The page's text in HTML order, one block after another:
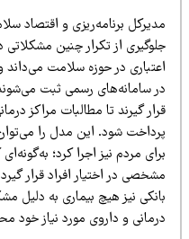
برنامه‌ریزی و اقتصاد سلامت
از تکرار چنین مشکلاتی در
در حوزه سلامت می‌داند و
سامانه‌های رسمی ثبت می‌شوند،
گیرند تا مطالبات مراکز درمانی
شود. این مدل را می‌توان
مردم نیز اجرا کرد؛ به‌گونه‌ای که
در اختیار افراد قرار گیرد تا
نیز هیچ بیماری به دلیل
و داروی مورد نیاز خود محروم